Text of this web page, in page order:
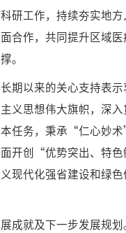
研工作，持续夯实地
合作，共同提升区域
。
期以来的关心支持表
义思想伟大旗帜，深
任务，秉承“仁心妙
开创“优势突出、特
现代化强省建设和绿
成就及下一步发展规